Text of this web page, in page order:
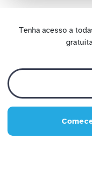
Tenha acesso a